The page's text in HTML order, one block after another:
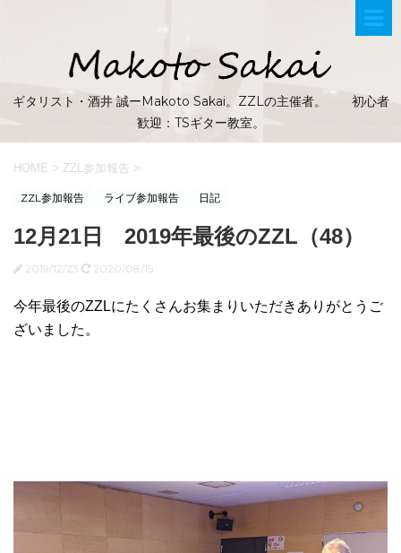
ギタリスト・酒井 誠ーMakoto Sakai。ZZLの主催者。 初心者
歓迎：TSギター教室。
HOME > ZZL参加報告 >
ZZL参加報告 ライブ参加報告 日記
12月21日 2019年最後のZZL（48）
2019/12/23 2020/08/15
今年最後のZZLにたくさんお集まりいただきありがとうご
ざいました。